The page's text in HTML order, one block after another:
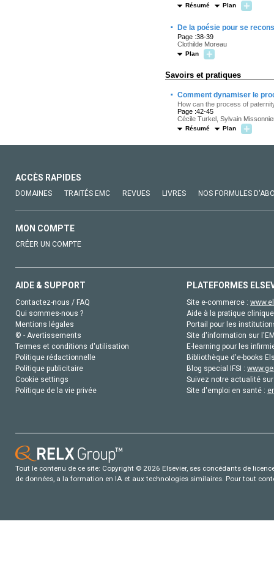
Résumé Plan
· De la poésie pour se
Page :38-39
Clothilde Moreau
Plan
Savoirs et pratiques
· Comment dynamiser le
How can the process of
Page :42-45
Cécile Turkel, Sylvain
Résumé Plan
ACCÈS RAPIDES
DOMAINES TRAITÉS EMC REVUES LIVRES NOS FORMULES
MON COMPTE
CRÉER UN COMPTE
AIDE & SUPPORT
Contactez-nous / FAQ
Qui sommes-nous ?
Mentions légales
© - Avertissements
Termes et conditions d'utilisation
Politique rédactionnelle
Politique publicitaire
Cookie settings
Politique de la vie privée
PLATEFORMES
Site e-commerce :
Aide à la pratique
Portail pour les
Site d'information sur
E-learning pour les
Bibliothèque d'e-books
Blog special IFSI :
Suivez notre actualité
Site d'emploi en santé :
Tout le contenu de ce site: Copyright © 2026 Elsevier, ses concédants de
de données, a la formation en IA et aux technologies similaires. Pour tout